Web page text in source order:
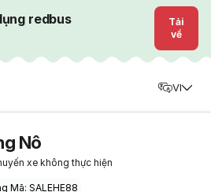
redbus
Tải
về
VI
Nô
xe không thực hiện
Mã: SALEHE88